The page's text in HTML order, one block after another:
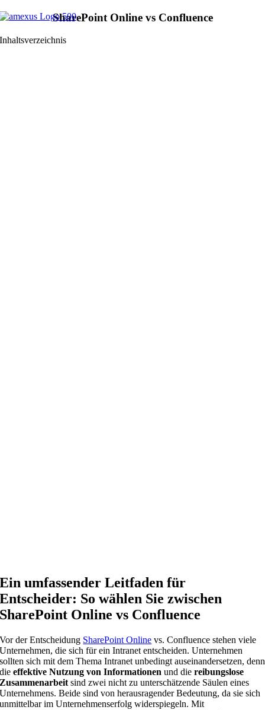
Zum
springen
SharePoint Online vs Confluence
Inhaltsverzeichnis
Ein umfassender Leitfaden für
Entscheider: So wählen Sie zwischen
SharePoint Online vs Confluence
Vor der Entscheidung SharePoint Online vs. Confluence stehen viele
Unternehmen, die sich für ein Intranet entscheiden. Unternehmen
sollten sich mit dem Thema Intranet unbedingt auseinandersetzen, denn
die effektive Nutzung von Informationen und diereibungslose
Zusammenarbeit sind zwei nicht zu unterschätzende Säulen eines
Unternehmens. Beide sind von herausragender Bedeutung, da sie sich
unmittelbar im Unternehmenserfolg widerspiegeln. Mit